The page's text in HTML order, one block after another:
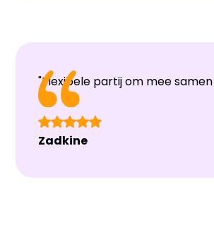
"Flexibele partij om mee
Zadkine